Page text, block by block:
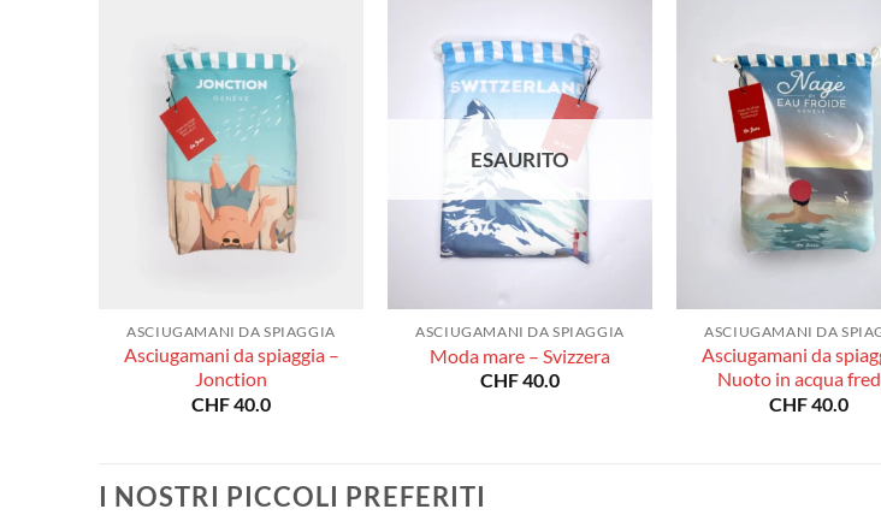
ASCIUGAMANI DA SPIAGGIA
Asciugamani da spiaggia –
Jonction
CHF40.0
ESAURITO
ASCIUGAMANI DA SPIAGGIA
Moda mare – Svizzera
CHF40.0
ASCIUGAMANI DA
Asciugamani da
Nuoto in acqua
CHF40.0
I NOSTRI PICCOLI PREFERITI